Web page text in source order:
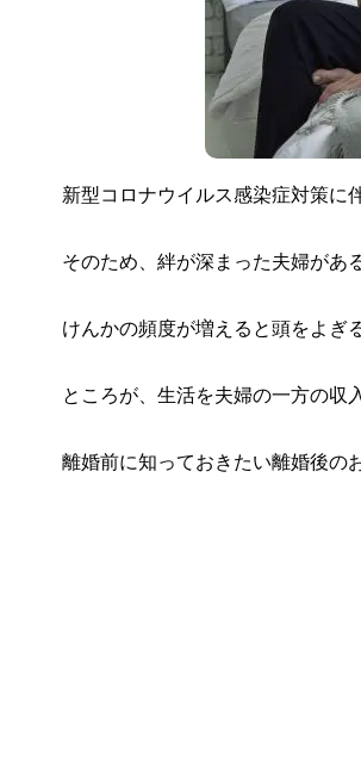
新型コロナウイルス感染症対策に
そのため、絆が深まった夫婦があ
けんかの頻度が増えると頭をよぎ
ところが、生活を夫婦の一方の収
離婚前に知っておきたい離婚後の